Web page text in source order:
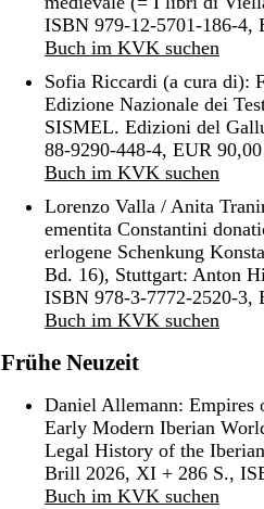
ISBN 979-12-5701-186-4,
Buch im KVK suchen
Sofia Riccardi (a cura di):
Edizione Nazionale dei
SISMEL. Edizioni del
88-9290-448-4, EUR 90,00
Buch im KVK suchen
Lorenzo Valla / Anita
ementita Constantini
erlogene Schenkung
Bd. 16), Stuttgart: Anton
ISBN 978-3-7772-2520-3,
Buch im KVK suchen
Frühe Neuzeit
Daniel Allemann: Empires
Early Modern Iberian
Legal History of the
Brill 2026, XI + 286 S.,
Buch im KVK suchen